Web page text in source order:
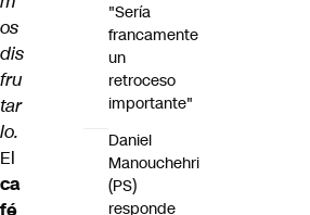
os
dis
fru
tar
lo.
El
ca
fé
"Sería
francamente
un
retroceso
importante"
Daniel
Manouchehri
(PS)
responde